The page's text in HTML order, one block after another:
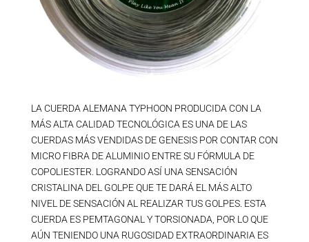
LA CUERDA ALEMANA TYPHOON PRODUCIDA CON LA
MÁS ALTA CALIDAD TECNOLÓGICA ES UNA DE LAS
CUERDAS MÁS VENDIDAS DE GENESIS POR CONTAR CON
MICRO FIBRA DE ALUMINIO ENTRE SU FÓRMULA DE
COPOLIESTER. LOGRANDO ASÍ UNA SENSACIÓN
CRISTALINA DEL GOLPE QUE TE DARÁ EL MÁS ALTO
NIVEL DE SENSACIÓN AL REALIZAR TUS GOLPES. ESTA
CUERDA ES PEMTAGONAL Y TORSIONADA, POR LO QUE
AÚN TENIENDO UNA RUGOSIDAD EXTRAORDINARIA ES